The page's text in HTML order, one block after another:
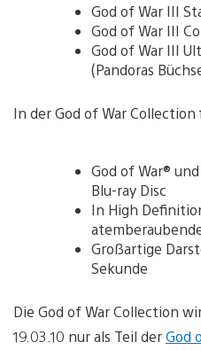
God of War III
God of War III
God of War III
(Pandoras
In der God of War
God of War®
Blu-ray Disc
In High
Großartige
Sekunde
Die God of War Collection
19.03.10 nur als Teil derGod